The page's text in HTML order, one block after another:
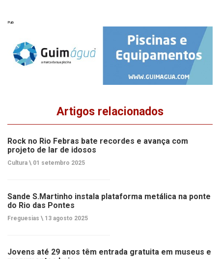
Pub
Artigos relacionados
Rock no Rio Febras bate recordes e avança com
projeto de lar de idosos
Cultura \ 01 setembro 2025
Sande S.Martinho instala plataforma metálica na ponte
do Rio das Pontes
Freguesias \ 13 agosto 2025
Jovens até 29 anos têm entrada gratuita em museus e